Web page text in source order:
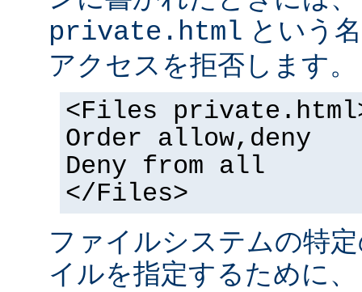
private.html という
アクセスを拒否します。
<Files
Order allow,deny
Deny from all
</Files>
ファイルシステムの特
イルを指定するために